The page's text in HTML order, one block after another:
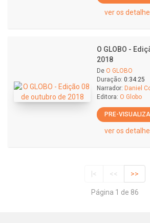
ver os
O GLOBO -
2018
De O GLOBO
Duração: 0:34:25
Narrador: Daniel
Editora: O Globo
PRE-
ver os
|< << >>
Página 1 de 86